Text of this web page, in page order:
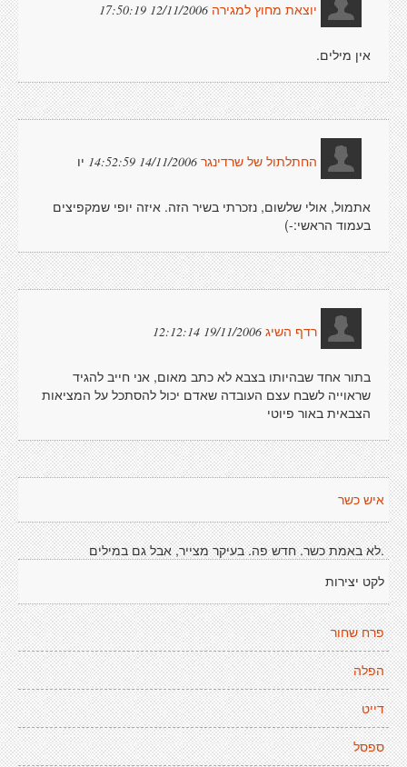
יוצאת מחוץ למגירה 12/11/2006 17:50:19
אין מילים.
החתלתול של שרדינגר 14/11/2006 14:52:59 יו
אתמול, אולי שלשום, נזכרתי בשיר הזה. איזה יופי שמקפיצים
בעמוד הראשי:-)
רדף השיג 19/11/2006 12:12:14
בתור אחד שבהיותו בצבא לא כתב מאום, אני חייב להגיד
שראוייה לשבח עצם העובדה שאדם יכול להסתכל על המציאות
הצבאית באור פיוטי
איש כשר
.לא באמת כשר. חדש פה. בעיקר מצייר, אבל גם במילים
לקט יצירות
פרח שחור
הפלה
דייט
ספסל